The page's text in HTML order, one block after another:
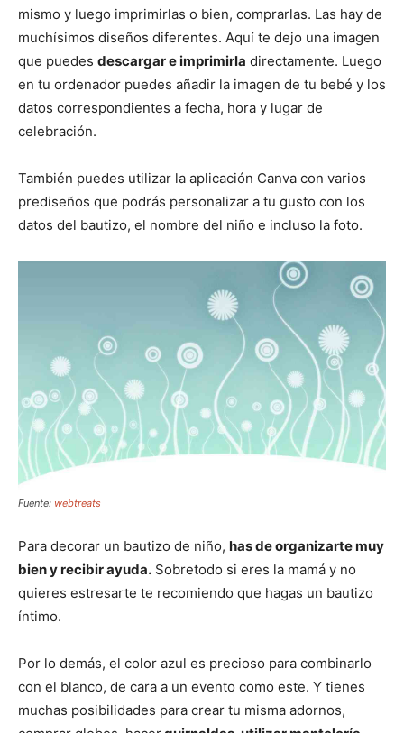
mismo y luego imprimirlas o bien, comprarlas. Las hay de
muchísimos diseños diferentes. Aquí te dejo una imagen
que puedes descargar e imprimirla directamente. Luego
en tu ordenador puedes añadir la imagen de tu bebé y los
datos correspondientes a fecha, hora y lugar de
celebración.
También puedes utilizar la aplicación Canva con varios
prediseños que podrás personalizar a tu gusto con los
datos del bautizo, el nombre del niño e incluso la foto.
Fuente: webtreats
Para decorar un bautizo de niño, has de organizarte muy
bien y recibir ayuda. Sobretodo si eres la mamá y no
quieres estresarte te recomiendo que hagas un bautizo
íntimo.
Por lo demás, el color azul es precioso para combinarlo
con el blanco, de cara a un evento como este. Y tienes
muchas posibilidades para crear tu misma adornos,